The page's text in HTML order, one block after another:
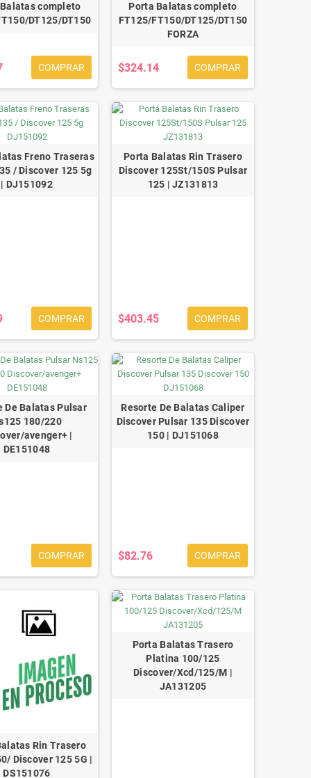
completo
DT125/DT150
COMPRAR
Porta Balatas completo
FT125/FT150/DT125/DT150
FORZA
$324.14 COMPRAR
Freno Traseras
/ Discover 125 5g
| DJ151092
COMPRAR
Porta Balatas Rin Trasero
Discover 125St/150S Pulsar
125 | JZ131813
$403.45 COMPRAR
De Balatas Pulsar
180/220
avenger+ |
DE151048
COMPRAR
Resorte De Balatas Caliper
Discover Pulsar 135 Discover
150 | DJ151068
$82.76 COMPRAR
Rin Trasero
Discover 125 5G |
DS151076
Porta Balatas Trasero
Platina 100/125
Discover/Xcd/125/M |
JA131205